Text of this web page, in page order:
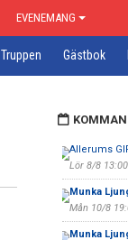
EVENEMANG
Truppen Gästbok
Allerums
Lör 8/8 13:00
Munka
Mån 10/8
Munka